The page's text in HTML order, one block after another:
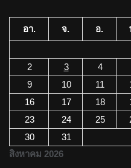
สิงหาคม 2026
อา. จ. อ.
2
3 4
9
10 11
16
17 18
23
24 25
30
31